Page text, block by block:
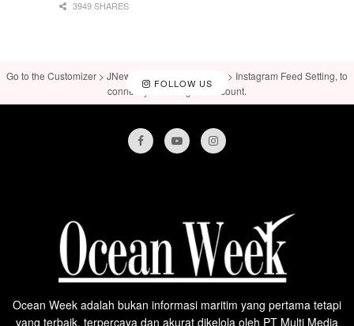
3949 SHARES
FOLLOW US
Go to the Customizer > JNews : Social, Like & View > Instagram Feed Setting, to
connect your Instagram account.
Ocean Week adalah bukan informasi maritim yang pertama tetapi
yang terbaik, terpercaya dan akurat dikelola oleh PT Multi Media